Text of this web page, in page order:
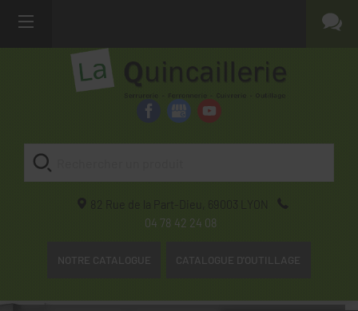
82 Rue de la Part-Dieu, 69003
LYON
04 78 42 24 08
NOTRE CATALOGUE CATALOGUE D'OUTILLAGE